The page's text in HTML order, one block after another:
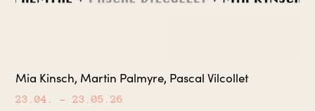
Mia Kinsch, Martin Palmyre, Pascal Vilcollet
23.04. – 23.05.26